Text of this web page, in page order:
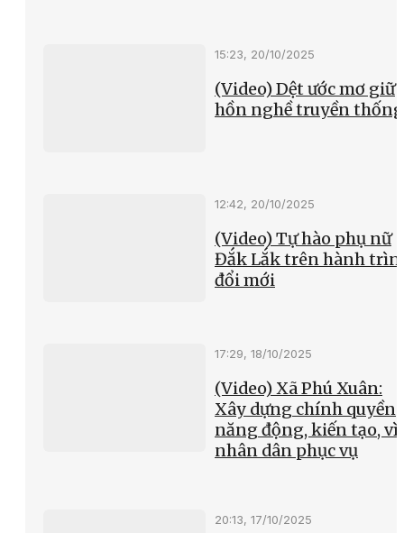
15:23, 20/10/2025
(Video) Dệt ước mơ giữ
hồn nghề truyền thống
12:42, 20/10/2025
(Video) Tự hào phụ nữ
Đắk Lắk trên hành
đổi mới
17:29, 18/10/2025
(Video) Xã Phú Xuân:
Xây dựng chính quyền
năng động, kiến tạo, vì
nhân dân phục vụ
20:13, 17/10/2025